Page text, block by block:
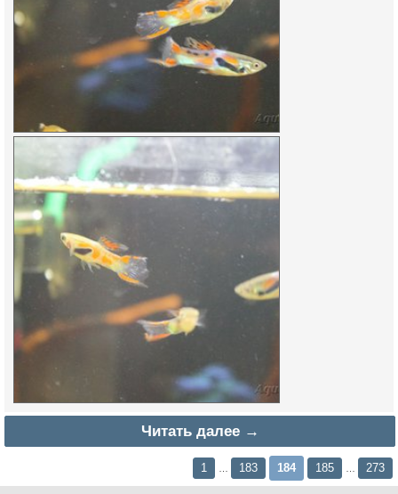
Читать далее →
1 183 184 185 273